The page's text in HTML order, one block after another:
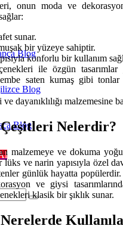
Blog
Blog
Blog
onun moda ve
sunar.
bir yüzeye sahiptir.
konforlu bir kullanım
ile özgün tasarımlar
saten kumaş gibi
dayanıklılığı malzemesine
Nelerdir?
malzemeye ve dokuma
lüks ve narin yapısıyla özel
günlük hayatta popülerdir.
ve giysi
klasik bir şıklık sunar.